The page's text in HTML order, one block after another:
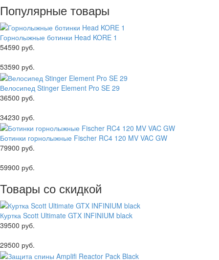
Популярные товары
Горнолыжные ботинки Head KORE 1
54590 руб.
53590 руб.
Велосипед Stinger Element Pro SE 29
36500 руб.
34230 руб.
Ботинки горнолыжные Fischer RC4 120 MV VAC GW
79900 руб.
59900 руб.
Товары со скидкой
Куртка Scott Ultimate GTX INFINIUM black
39500 руб.
29500 руб.